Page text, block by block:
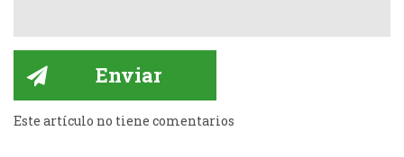
Este artículo no tiene comentarios